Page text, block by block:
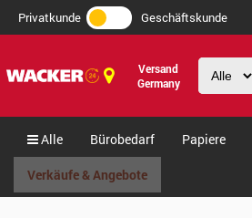
Privatkunde Geschäftskunde
Versand
Germany
Alle Bürobedarf Papiere
Verkäufe & Angebote